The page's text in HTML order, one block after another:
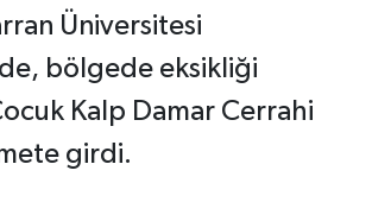
Üniversitesi
bölgede eksikliği
Kalp Damar Cerrahi
girdi.